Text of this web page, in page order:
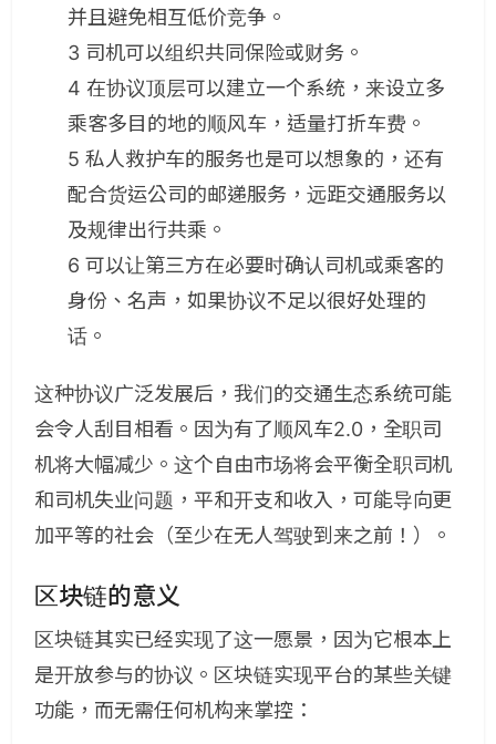
并且避免相互低价竞争。
3 司机可以组织共同保险或财务。
4 在协议顶层可以建立一个系统，来设立多
乘客多目的地的顺风车，适量打折车费。
5 私人救护车的服务也是可以想象的，还有
配合货运公司的邮递服务，远距交通服务以
及规律出行共乘。
6 可以让第三方在必要时确认司机或乘客的
身份、名声，如果协议不足以很好处理的
话。
这种协议广泛发展后，我们的交通生态系统可能
会令人刮目相看。因为有了顺风车2.0，全职司
机将大幅减少。这个自由市场将会平衡全职司机
和司机失业问题，平和开支和收入，可能导向更
加平等的社会（至少在无人驾驶到来之前！）。
区块链的意义
区块链其实已经实现了这一愿景，因为它根本上
是开放参与的协议。区块链实现平台的某些关键
功能，而无需任何机构来掌控：